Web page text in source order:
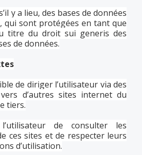
y a lieu, des bases de données
qui sont protégées en tant que
titre du droit sui generis des
de données.
de diriger l’utilisateur via des
d’autres sites internet du
tiers.
de consulter les
ces sites et de respecter leurs
d’utilisation.